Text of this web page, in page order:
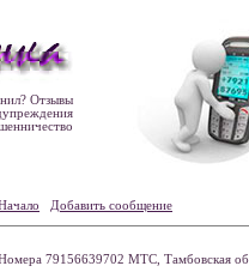
Отзывы
Добавить сообщение
79156639702 МТС, Тамбовская